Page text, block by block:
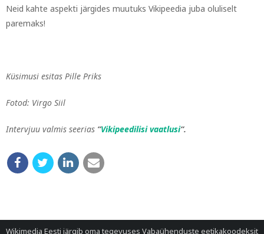
Neid kahte aspekti järgides muutuks Vikipeedia juba oluliselt
paremaks!
Küsimusi esitas Pille Priks
Fotod: Virgo Siil
Intervjuu valmis seerias “Vikipeedilisi vaatlusi“.
Wikimedia Eesti järgib oma tegevuses Vabaühenduste eetikakoodeksit